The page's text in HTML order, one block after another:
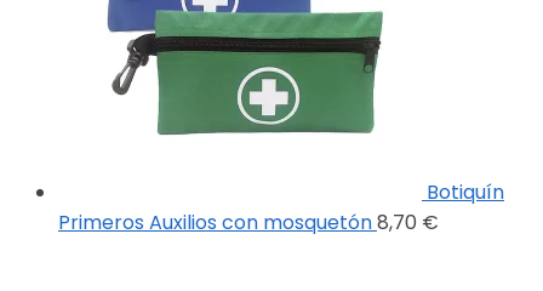
Botiquín
Primeros Auxilios con mosquetón8,70 €